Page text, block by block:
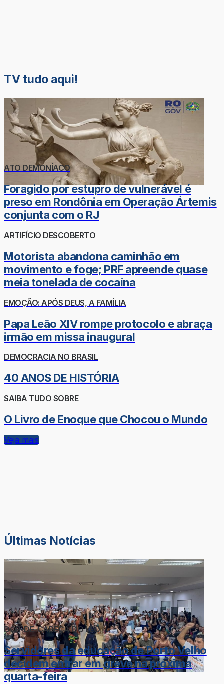
TV tudo aqui!
ATO DEMONÍACO
Foragido por estupro de vulnerável é
preso em Rondônia em Operação Ártemis
conjunta com o RJ
ARTIFÍCIO DESCOBERTO
Motorista abandona caminhão em
movimento e foge; PRF apreende quase
meia tonelada de cocaína
EMOÇÃO: APÓS DEUS, A FAMÍLIA
Papa Leão XIV rompe protocolo e abraça
irmão em missa inaugural
DEMOCRACIA NO BRASIL
40 ANOS DE HISTÓRIA
SAIBA TUDO SOBRE
O Livro de Enoque que Chocou o Mundo
Veja mais
Últimas Notícias
DOR-DE-CABEÇA DO LÉO
Servidores da educação de Porto Velho
decidem entrar em greve na próxima
quarta-feira